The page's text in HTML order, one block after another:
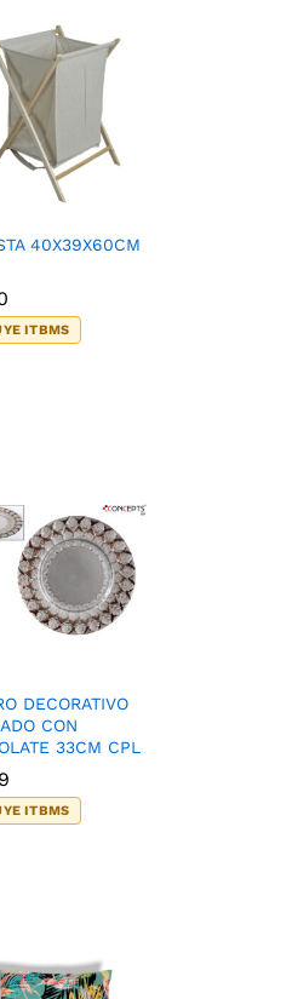
40X39X60CM
ITBMS
DECORATIVO
CON
33CM CPL
ITBMS